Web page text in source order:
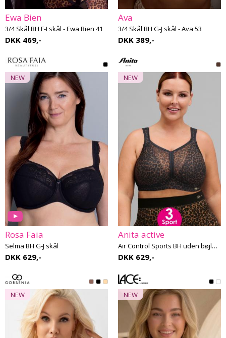
Ewa Bien
3/4 Skål BH F-I skål - Ewa Bien 41
DKK 469,-
Ava
3/4 Skål BH G-J skål - Ava 53
DKK 389,-
NEW
Rosa Faia
Selma BH G-J skål
DKK 629,-
NEW
Anita active
Air Control Sports BH uden bøjle E-H skål
DKK 629,-
NEW NEW